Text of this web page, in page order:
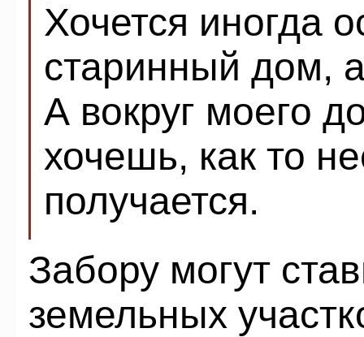
Хочется иногда
старинный дом,
А вокруг моего
хочешь, как то
получается.
Забору могут
земельных